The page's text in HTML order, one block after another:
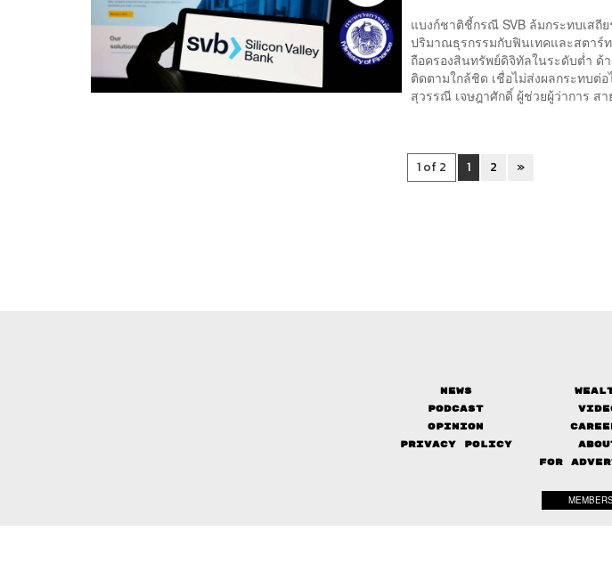
แบงก์ชาติชี้กรณี SVB ล้มกระทบเสถี
ปริมาณธุรกรรมกับฟินเทคและสตาร์
ถือครองสินทรัพย์ดิจิทัลในระดับต่ำ ด้
ติดตามใกล้ชิด เชื่อไม่ส่งผลกระทบต่
สุวรรณี เจษฎาศักดิ์ ผู้ช่วยผู้ว่าการ ส
1 of 2 1 2 »
News
Podcast
Opinion
Privacy Policy
FOR